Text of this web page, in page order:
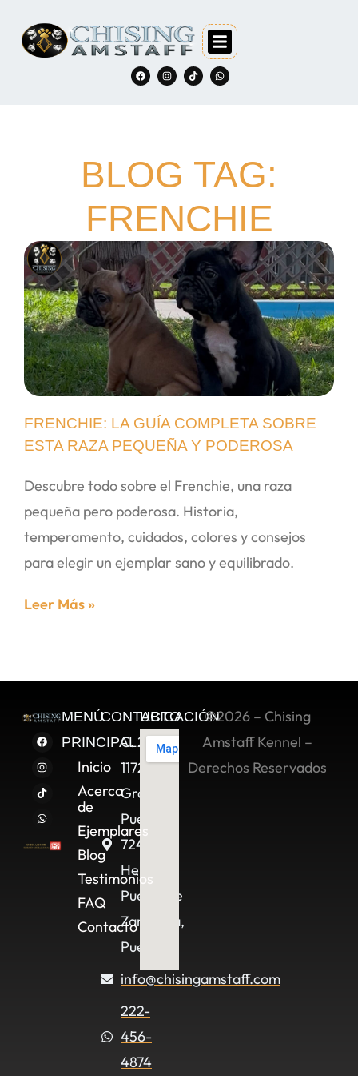
BLOG TAG:
FRENCHIE
FRENCHIE: LA GUÍA COMPLETA SOBRE
ESTA RAZA PEQUEÑA Y PODEROSA
Descubre todo sobre el Frenchie, una raza
pequeña pero poderosa. Historia,
temperamento, cuidados, colores y consejos
para elegir un ejemplar sano y equilibrado.
Leer Más »
MENÚ
PRINCIPAL
Inicio
Acerca
de
Ejemplares
Blog
Testimonios
FAQ
Contacto
CONTACTO
C. 2 Sur
11722,
Granjas
Puebla,
72490
Heroica
Puebla de
Zaragoza,
Pue.
info@chisingamstaff.com
222-
456-
4874
UBICACIÓN©2026 – Chising
Amstaff Kennel –
Derechos Reservados